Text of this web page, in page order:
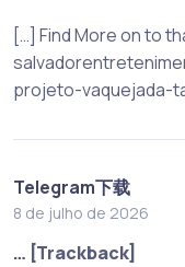
[…] Find More on to
projeto-vaquejada-
Telegram下载
8 de julho de 2026
… [Trackback]